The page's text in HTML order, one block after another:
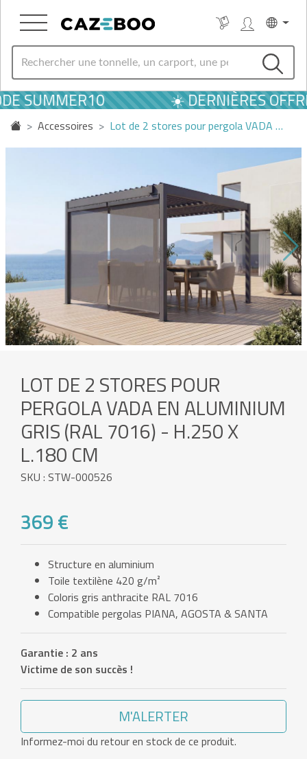
SUMMER10 ☀️ DERNIÈRES
Accessoires Lot de 2 stores pour pergola VADA …
LOT DE 2 STORES POUR
PERGOLA VADA EN ALUMINIUM
GRIS (RAL 7016) - H.250 X
L.180 CM
SKU : STW-000526
369 €
Structure en aluminium
Toile textilène 420 g/m²
Coloris gris anthracite RAL 7016
Compatible pergolas PIANA, AGOSTA & SANTA
Garantie : 2 ans
Victime de son succès !
M'ALERTER
Informez-moi du retour en stock de ce produit.